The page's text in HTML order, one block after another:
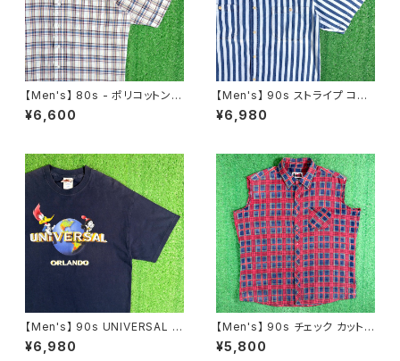
【Men's】 80s - ポリコットン
チェック シャツ / 80年代 古着
半袖 メンズ 2280
¥6,600
【Men's】 90s ストライプ コット
ン シャツ / アメリカ製 USA製 9
0年代 半袖 メンズ 2252
¥6,980
【Men's】 90s UNIVERSAL S
TUDIO ロゴ Tシャツ / 90年代
ティーシャツ T-Shirt 古着 ウッ
¥6,980
【Men's】 90s チェック カットオ
フ フランネル ノースリーブ シャ
ツ / 90年代 ベスト 古着 ネルシ
¥5,800